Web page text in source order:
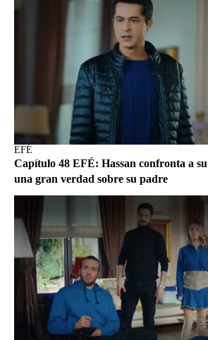
EFÉ
Capítulo 48 EFÉ: Hassan confronta a
una gran verdad sobre su padre